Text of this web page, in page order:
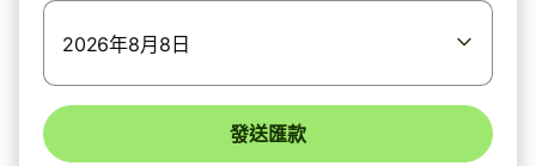
2026年8月8日
發送匯款